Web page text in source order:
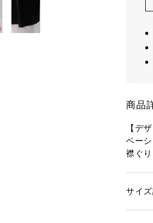
商品
【デ
ベー
襟ぐ
す。性別
サイ